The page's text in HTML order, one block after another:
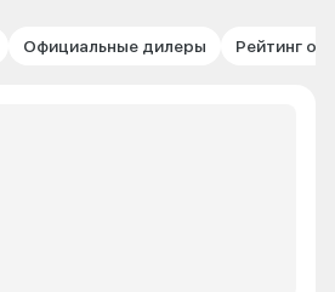
Официальные дилеры Рейтинг